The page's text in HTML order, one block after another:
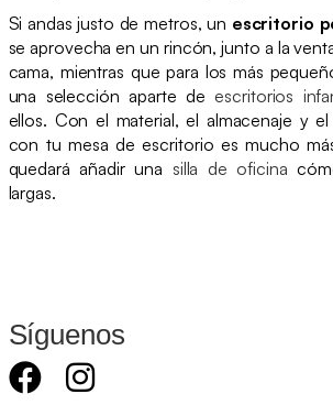
Si andas justo de metros, un escritorio
se aprovecha en un rincón, junto a la
cama, mientras que para los más
una selección aparte deescritorios
ellos. Con el material, el almacenaje y
con tu mesa de escritorio es mucho
quedará añadir una silla de oficina
largas.
Síguenos